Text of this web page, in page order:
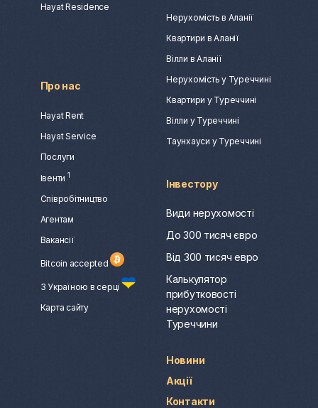
Hayat Residence
Про нас
Hayat Rent
Hayat Service
Послуги
Івенти 1
Співробітництво
Агентам
Вакансії
Bitcoin accepted
З Україною в серці
Карта сайту
Нерухомість в Аланії
Квартири в Аланії
Вілли в Аланії
Нерухомість у Туреччині
Квартири у Туреччині
Вілли у Туреччині
Таунхауси у Туреччині
Інвестору
Види нерухомості
До 300 тисяч євро
Від 300 тисяч евро
Калькулятор
прибутковості
нерухомості
Туреччини
Новини
Акції
Контакти